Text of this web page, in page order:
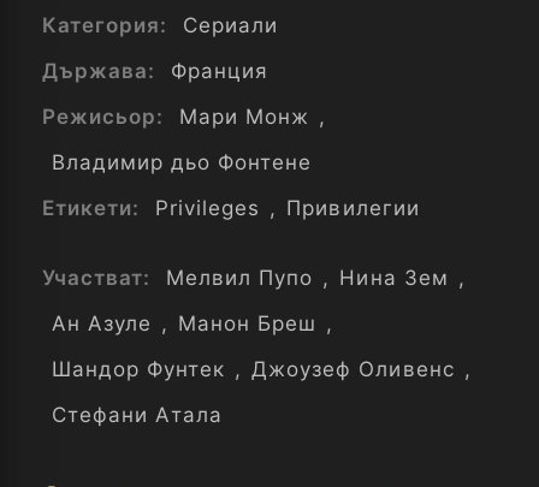
Категория:
Сериали
Държава:
Франция
Режисьор:
Мари Монж ,
Владимир дьо Фонтене
Етикети:
Privileges , Привилегии
Участват: Мелвил Пупо , Нина Зем ,
Ан Азуле , Манон Бреш ,
Шандор Фунтек , Джоузеф Оливенс ,
Стефани Атала